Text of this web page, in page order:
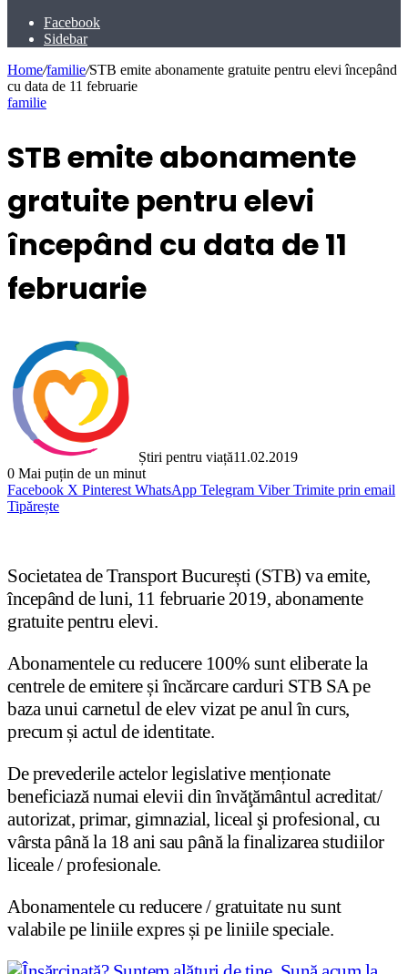
Facebook
Sidebar
Home/familie/STB emite abonamente gratuite pentru elevi începând
cu data de 11 februarie
familie
STB emite abonamente
gratuite pentru elevi
începând cu data de 11
februarie
Știri pentru viață11.02.2019
0 Mai puțin de un minut
Facebook X Pinterest WhatsApp Telegram Viber Trimite prin email
Tipărește
Societatea de Transport București (STB) va emite,
începând de luni, 11 februarie 2019, abonamente
gratuite pentru elevi.
Abonamentele cu reducere 100% sunt eliberate la
centrele de emitere și încărcare carduri STB SA pe
baza unui carnetul de elev vizat pe anul în curs,
precum și actul de identitate.
De prevederile actelor legislative menționate
beneficiază numai elevii din învăţământul acreditat/
autorizat, primar, gimnazial, liceal şi profesional, cu
vârsta până la 18 ani sau până la finalizarea studiilor
liceale / profesionale.
Abonamentele cu reducere / gratuitate nu sunt
valabile pe liniile expres și pe liniile speciale.